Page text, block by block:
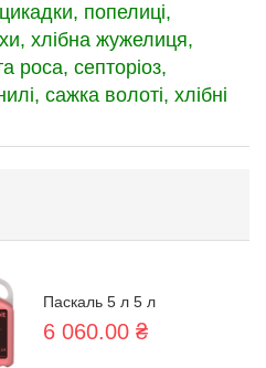
цикадки, попелиці,
хлібна жужелиця,
роса, септоріоз,
сажка волоті, хлібні
Паскаль 5 л 5 л
6 060.00 ₴